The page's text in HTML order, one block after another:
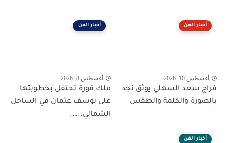
أخبار الفن
أغسطس 10, 2026
فراج سعد السهلي يوثق نجد
بالصورة والكلمة والطقس
أخبار الفن
أغسطس 8, 2026
ملك قورة تحتفل بخطوبتها
على يوسف عثمان في الساحل
الشمالي.....
أخبار الفن